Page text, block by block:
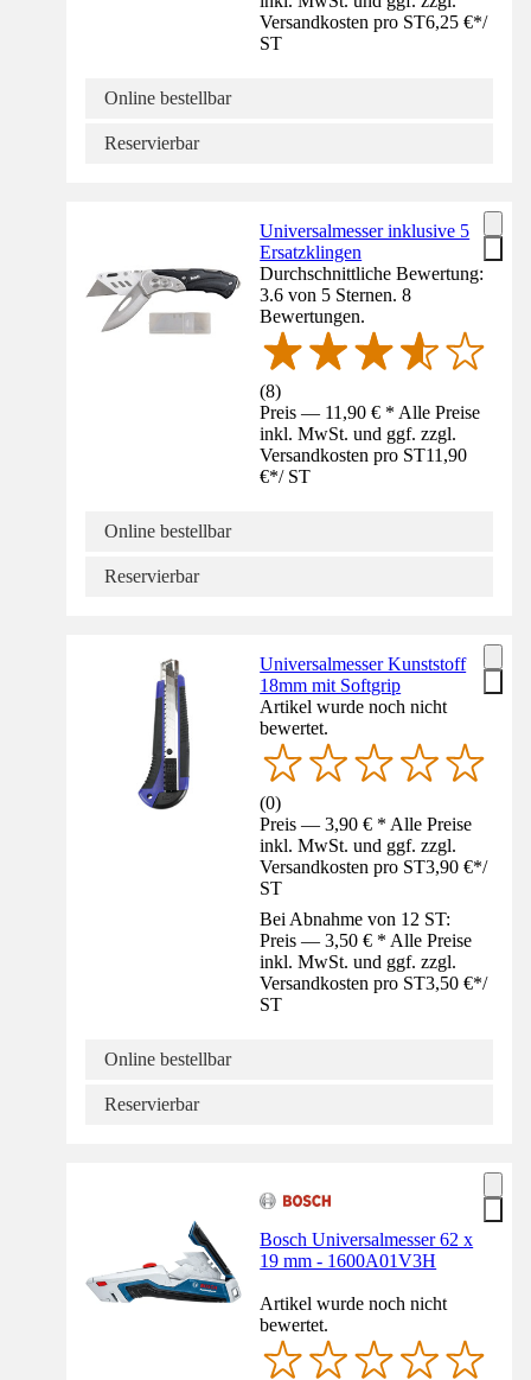
Versandkosten pro ST6,25 €*/
ST
Online bestellbar
Reservierbar
Universalmesser inklusive 5
Ersatzklingen
Durchschnittliche Bewertung:
3.6 von 5 Sternen. 8
Bewertungen.
(8)
Preis — 11,90 € * Alle Preise
inkl. MwSt. und ggf. zzgl.
Versandkosten pro ST11,90
€*/ ST
Online bestellbar
Reservierbar
Universalmesser Kunststoff
18mm mit Softgrip
Artikel wurde noch nicht
bewertet.
(0)
Preis — 3,90 € * Alle Preise
inkl. MwSt. und ggf. zzgl.
Versandkosten pro ST3,90 €*/
ST
Bei Abnahme von 12 ST:
Preis — 3,50 € * Alle Preise
inkl. MwSt. und ggf. zzgl.
Versandkosten pro ST3,50 €*/
ST
Online bestellbar
Reservierbar
Bosch Universalmesser 62 x
19 mm - 1600A01V3H
Artikel wurde noch nicht
bewertet.